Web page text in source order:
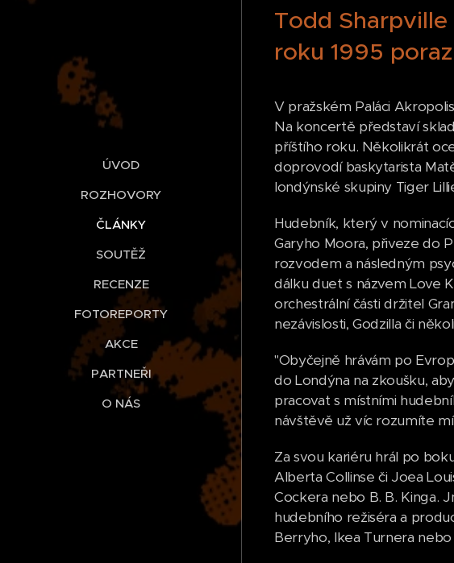
ÚVOD
ROZHOVORY
ČLÁNKY
SOUTĚŽ
RECENZE
FOTOREPORTY
AKCE
PARTNEŘI
O NÁS
Todd
roku 1995
V pražském Paláci
Na koncertě představí
příštího roku. Několikrát
doprovodí baskytarista
londýnské skupiny Tiger
Hudebník, který v
Garyho Moora, přiveze do
rozvodem a následným
dálku duet s názvem Love
orchestrální části držitel
nezávislosti, Godzilla či
"Obyčejně hrávám po
do Londýna na zkoušku,
pracovat s místními
návštěvě už víc rozumíte
Za svou kariéru hrál po
Alberta Collinse či Joea
Cockera nebo B. B. Kinga.
hudebního režiséra a
Berryho, Ikea Turnera